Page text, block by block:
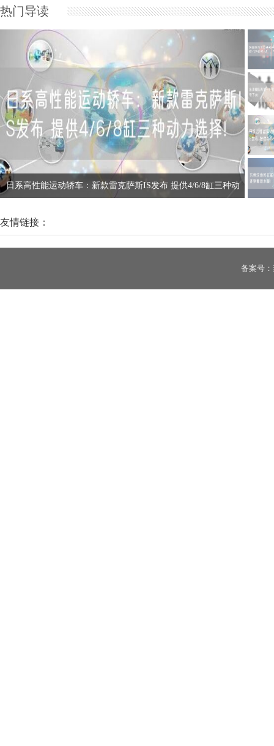
热门导读
日系高性能运动轿车：新款雷克萨斯IS发布 提供4/6/8缸三种动
友情链接：
备案号：